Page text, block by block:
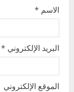
الاسم *
البريد الإلكتروني *
الموقع الإلكتروني